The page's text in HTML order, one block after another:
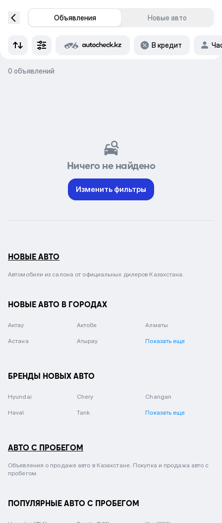
Объявления Новые авто
В кредит
0 объявлений
Ничего не найдено
Изменить фильтры
НОВЫЕ АВТО
Автомобили из салона от официальных дилеров Казахстана.
НОВЫЕ АВТО В ГОРОДАХ
Актау Актобе Алматы
Астана Атырау Показать еще
БРЕНДЫ НОВЫХ АВТО
Hyundai Chery Changan
Haval Tank Показать еще
АВТО С ПРОБЕГОМ
Объявления о продаже авто в Казахстане. Покупка и продажа авто с
пробегом.
ПОПУЛЯРНЫЕ АВТО С ПРОБЕГОМ